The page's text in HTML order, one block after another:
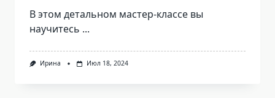
В этом детальном мастер-классе вы
научитесь ...
Ирина Июл 18, 2024